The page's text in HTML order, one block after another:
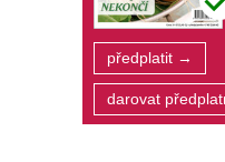
předplatit →
darovat